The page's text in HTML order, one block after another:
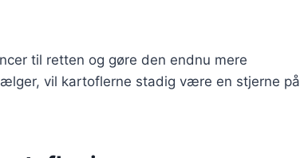
til retten og gøre den endnu mere
vil kartoflerne stadig være en stjerne på